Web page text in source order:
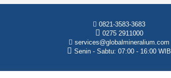
0821-3583-3683
0275 2911000
services@globalmineralium.com
Senin - Sabtu: 07:00 - 16:00 WIB